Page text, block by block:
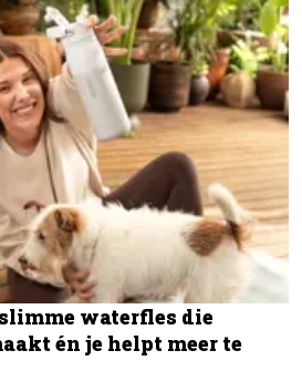
waterfles die
én je helpt meer te